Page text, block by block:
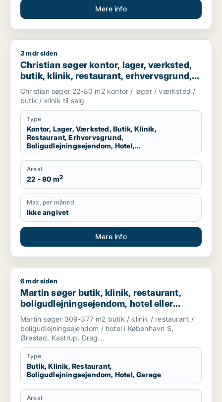
Mere info
Christian søger kontor, lager, værksted, butik, klinik,
3 mdr siden
Christian søger kontor, lager, værksted,
butik, klinik, restaurant, erhvervsgrund,
boligudlejningsejendom, hotel,
produktionslokaler eller garage til salg i
København K, Vesterbro eller
Frederiksberg m.fl.
Christian søger 22-80 m2 kontor / lager / værksted /
butik / klinik til salg
Type
Kontor, Lager, Værksted, Butik, Klinik,
Restaurant, Erhvervsgrund,
Boligudlejningsejendom, Hotel,
Produktionslokaler, Garage
Areal
22 - 80 m2
Max. per måned
Ikke angivet
Mere info
Martin søger butik, klinik, restaurant,
6 mdr siden
Martin søger butik, klinik, restaurant,
boligudlejningsejendom, hotel eller
garage til salg i Amager
Martin søger 309-377 m2 butik / klinik / restaurant /
boligudlejningsejendom / hotel i København S,
Ørestad, Kastrup, Drag...
Type
Butik, Klinik, Restaurant,
Boligudlejningsejendom, Hotel, Garage
Areal